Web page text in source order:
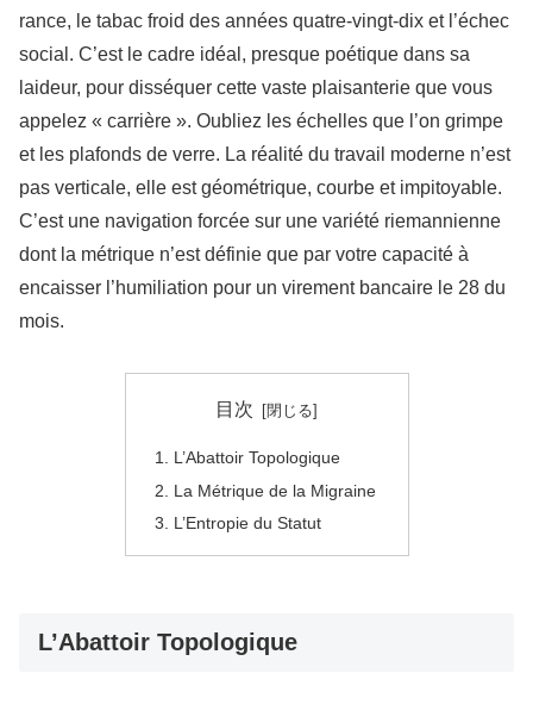
rance, le tabac froid des années quatre-vingt-dix et l’échec
social. C’est le cadre idéal, presque poétique dans sa
laideur, pour disséquer cette vaste plaisanterie que vous
appelez « carrière ». Oubliez les échelles que l’on grimpe
et les plafonds de verre. La réalité du travail moderne n’est
pas verticale, elle est géométrique, courbe et impitoyable.
C’est une navigation forcée sur une variété riemannienne
dont la métrique n’est définie que par votre capacité à
encaisser l’humiliation pour un virement bancaire le 28 du
mois.
目次
L’Abattoir Topologique
La Métrique de la Migraine
L’Entropie du Statut
L’Abattoir Topologique